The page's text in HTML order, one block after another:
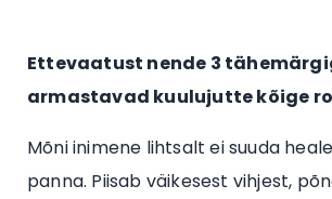
Ettevaatust nende 3
armastavad kuulujutte kõige
Mõni inimene lihtsalt ei suuda
panna. Piisab väikesest vihjest,